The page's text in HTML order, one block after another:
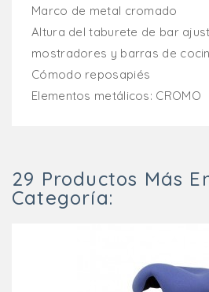
Marco de metal cromado
Altura del taburete de bar
mostradores y barras de
Cómodo reposapiés
Elementos metálicos: CROMO
29 Productos Más
Categoría: